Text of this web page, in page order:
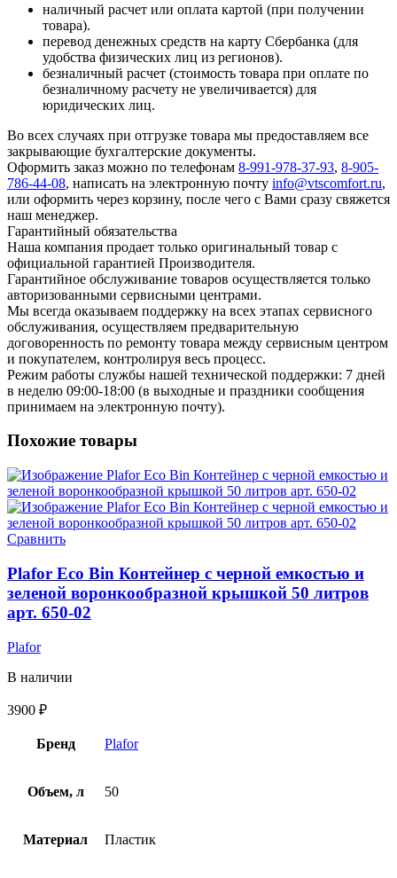
наличный расчет или оплата картой (при получении
товара).
перевод денежных средств на карту Сбербанка (для
удобства физических лиц из регионов).
безналичный расчет (стоимость товара при оплате по
безналичному расчету не увеличивается) для
юридических лиц.
Во всех случаях при отгрузке товара мы предоставляем все
закрывающие бухгалтерские документы.
Оформить заказ можно по телефонам 8-991-978-37-93, 8-905-
786-44-08, написать на электронную почту info@vtscomfort.ru,
или оформить через корзину, после чего с Вами сразу свяжется
наш менеджер.
Гарантийный обязательства
Наша компания продает только оригинальный товар с
официальной гарантией Производителя.
Гарантийное обслуживание товаров осуществляется только
авторизованными сервисными центрами.
Мы всегда оказываем поддержку на всех этапах сервисного
обслуживания, осуществляем предварительную
договоренность по ремонту товара между сервисным центром
и покупателем, контролируя весь процесс.
Режим работы службы нашей технической поддержки: 7 дней
в неделю 09:00-18:00 (в выходные и праздники сообщения
принимаем на электронную почту).
Похожие товары
Сравнить
Plafor Eco Bin Контейнер с черной емкостью и
зеленой воронкообразной крышкой 50 литров
арт. 650-02
Plafor
В наличии
3900 ₽
Бренд Plafor
Объем, л 50
Материал Пластик